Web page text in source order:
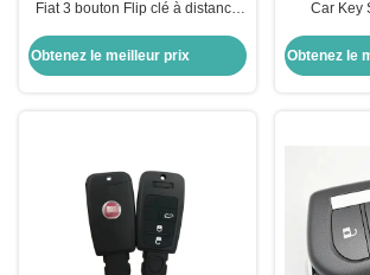
Fiat 3 bouton Flip clé à distance
option
Obtenez le meilleur prix
Car Key
Obtenez le